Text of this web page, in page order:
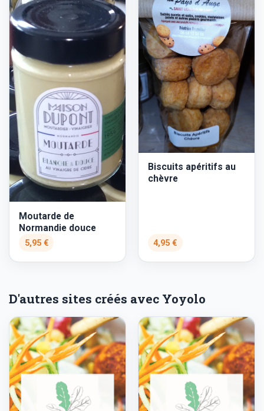
Moutarde de
Normandie douce
5,95 €
Biscuits apéritifs au
chèvre
4,95 €
D'autres sites créés avec Yoyolo